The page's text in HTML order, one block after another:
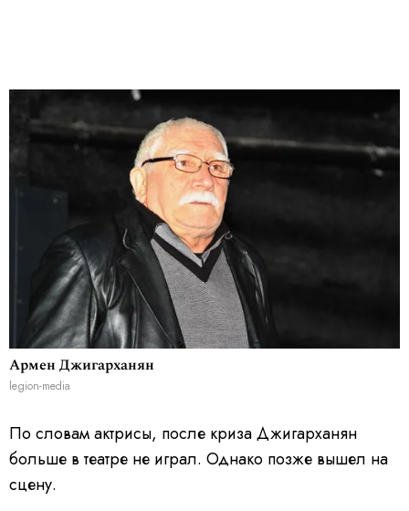
Армен Джигарханян
legion-media
По словам актрисы, после криза Джигарханян
больше в театре не играл. Однако позже вышел на
сцену.